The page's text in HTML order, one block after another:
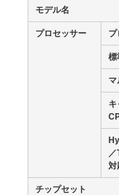
モデル名
プロセッサー プ
標
キ
対
チップセット